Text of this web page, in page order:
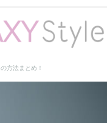
方法まとめ！